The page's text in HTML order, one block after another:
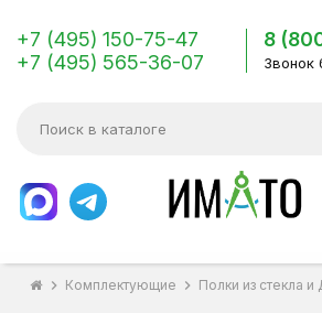
+7 (495) 150-75-47
+7 (495) 565-36-07
8
Звонок
chevron_right Комплектующие chevron_right Полки из стекла